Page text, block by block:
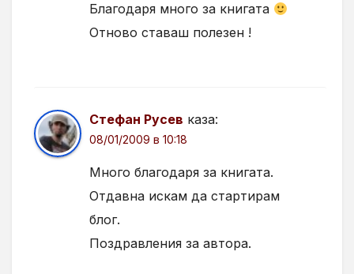
Благодаря много за книгата
Отново ставаш полезен !
Стефан Русев каза:
08/01/2009 в 10:18
Много благодаря за книгата.
Отдавна искам да стартирам
блог.
Поздравления за автора.